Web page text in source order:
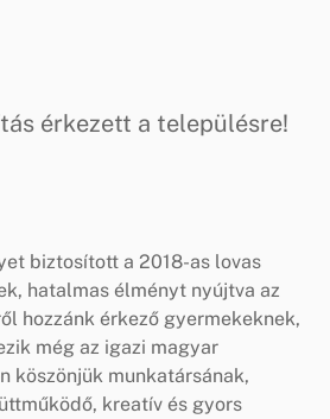
érkezett a településre!
biztosított a 2018-as lovas
hatalmas élményt nyújtva az
hozzánk érkező gyermekeknek,
még az igazi magyar
köszönjük munkatársának,
kreatív és gyors